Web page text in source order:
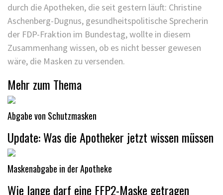
durch die Apotheken, die seit gestern läuft: Christine
Aschenberg-Dugnus, gesundheitspolitische Sprecherin
der FDP-Fraktion im Bundestag, wollte in diesem
Zusammenhang wissen, ob es nicht besser gewesen
wäre, die Masken zu versenden.
Mehr zum Thema
Abgabe von Schutzmasken
Update: Was die Apotheker jetzt wissen müssen
Maskenabgabe in der Apotheke
Wie lange darf eine FFP2-Maske getragen